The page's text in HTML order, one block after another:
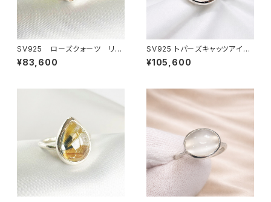
SV925 ローズクォーツ リン
グ
¥83,600
SV925 トパーズキャッツアイ
リング
¥105,600